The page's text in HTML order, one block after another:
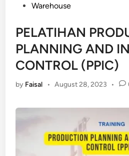
Warehouse
PELATIHAN
PLANNING AND
CONTROL (PPIC)
by Faisal • August 28, 2023 •